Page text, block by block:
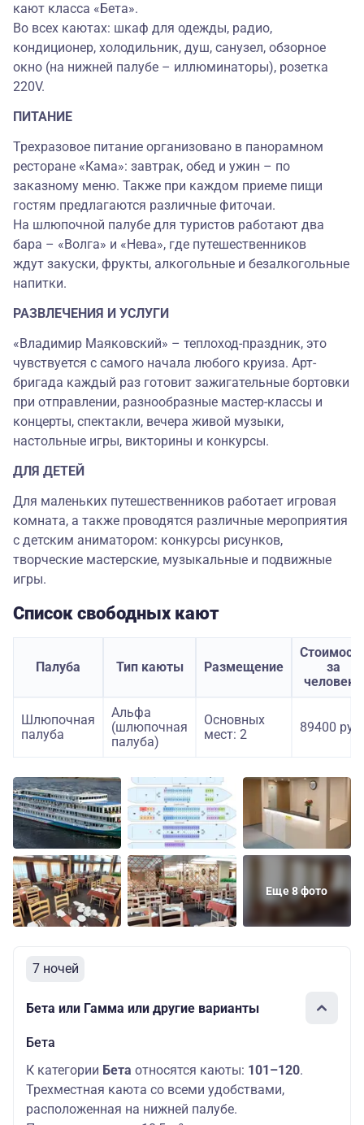
кают класса «Бета».
Во всех каютах: шкаф для одежды, радио,
кондиционер, холодильник, душ, санузел, обзорное
окно (на нижней палубе – иллюминаторы), розетка
220V.
ПИТАНИЕ
Трехразовое питание организовано в панорамном
ресторане «Кама»: завтрак, обед и ужин – по
заказному меню. Также при каждом приеме пищи
гостям предлагаются различные фиточаи.
На шлюпочной палубе для туристов работают два
бара – «Волга» и «Нева», где путешественников
ждут закуски, фрукты, алкогольные и безалкогольные
напитки.
РАЗВЛЕЧЕНИЯ И УСЛУГИ
«Владимир Маяковский» – теплоход-праздник, это
чувствуется с самого начала любого круиза. Арт-
бригада каждый раз готовит зажигательные бортовки
при отправлении, разнообразные мастер-классы и
концерты, спектакли, вечера живой музыки,
настольные игры, викторины и конкурсы.
ДЛЯ ДЕТЕЙ
Для маленьких путешественников работает игровая
комната, а также проводятся различные мероприятия
с детским аниматором: конкурсы рисунков,
творческие мастерские, музыкальные и подвижные
игры.
Список свободных кают
Палуба Тип каюты Размещение
за
человека
Шлюпочная
палуба
Альфа
(шлюпочная
палуба)
Основных
мест: 2
89400 руб.
Еще 8 фото
7 ночей
Бета или Гамма или другие варианты
Бета
К категории Бета относятся каюты: 101–120.
Трехместная каюта со всеми удобствами,
расположенная на нижней палубе.